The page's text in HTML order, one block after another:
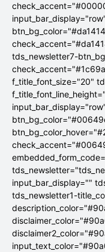
tds_newsletter7-
f_title_font_size="20"
input_bar_display=""
tds_newsletter1-